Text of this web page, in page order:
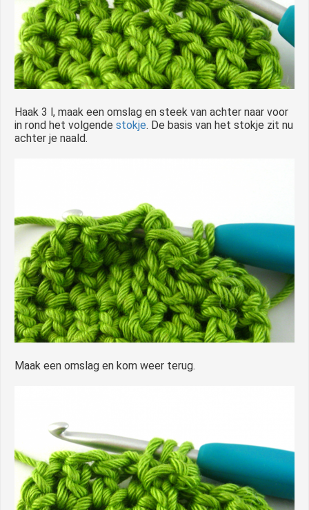
Haak 3 l, maak een omslag en steek van achter naar voor
in rond het volgende stokje. De basis van het stokje zit nu
achter je naald.
Maak een omslag en kom weer terug.